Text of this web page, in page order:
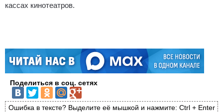
кассах кинотеатров.
Поделиться в соц. сетях
Ошибка в тексте? Выделите её мышкой и нажмите: Ctrl + Enter